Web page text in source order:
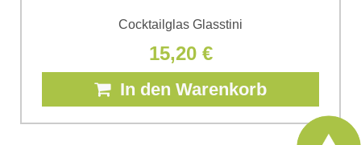
Cocktailglas Glasstini
15,20 €
In den Warenkorb